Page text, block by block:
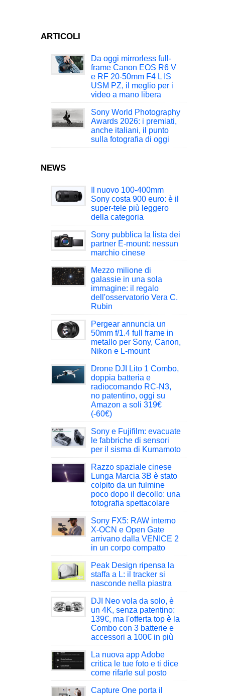
ARTICOLI
Da oggi mirrorless full-
frame Canon EOS R6 V
e RF 20-50mm F4 L IS
USM PZ, il meglio per i
video a mano libera
Sony World Photography
Awards 2026: i premiati,
anche italiani, il punto
sulla fotografia di oggi
NEWS
Il nuovo 100-400mm
Sony costa 900 euro: è il
super-tele più leggero
della categoria
Sony pubblica la lista dei
partner E-mount: nessun
marchio cinese
Mezzo milione di
galassie in una sola
immagine: il regalo
dell'osservatorio Vera C.
Rubin
Pergear annuncia un
50mm f/1.4 full frame in
metallo per Sony, Canon,
Nikon e L-mount
Drone DJI Lito 1 Combo,
doppia batteria e
radiocomando RC-N3,
no patentino, oggi su
Amazon a soli 319€
(-60€)
Sony e Fujifilm: evacuate
le fabbriche di sensori
per il sisma di Kumamoto
Razzo spaziale cinese
Lunga Marcia 3B è stato
colpito da un fulmine
poco dopo il decollo: una
fotografia spettacolare
Sony FX5: RAW interno
X-OCN e Open Gate
arrivano dalla VENICE 2
in un corpo compatto
Peak Design ripensa la
staffa a L: il tracker si
nasconde nella piastra
DJI Neo vola da solo, è
un 4K, senza patentino:
139€, ma l'offerta top è la
Combo con 3 batterie e
accessori a 100€ in più
La nuova app Adobe
critica le tue foto e ti dice
come rifarle sul posto
Capture One porta il